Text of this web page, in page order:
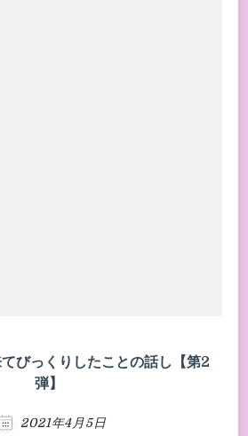
びっくりしたことの話し【第2
弾】
2021年4月5日